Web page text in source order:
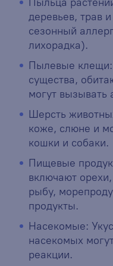
деревьев, трав
сезонный
лихорадка).
Пылевые клещи:
существа,
могут вызывать
Шерсть
коже, слюне и
кошки и собаки.
Пищевые
включают
рыбу,
продукты.
Насекомые:
насекомых
реакции.